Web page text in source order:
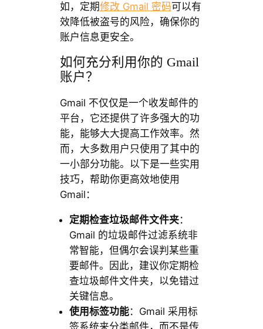
如，定期修改 Gmail 密码可以有
效降低被盗号的风险，确保你的
账户信息更安全。
如何充分利用你的 Gmail
账户？
Gmail 不仅仅是一个收发邮件的
平台，它还提供了许多强大的功
能，能够大大提高工作效率。然
而，大多数用户只使用了其中的
一小部分功能。以下是一些实用
技巧，帮助你更高效地使用
Gmail：
定期检查垃圾邮件文件夹：
Gmail 的垃圾邮件过滤系统非
常智能，但偶尔会误判某些重
要邮件。因此，建议你定期检
查垃圾邮件文件夹，以免错过
关键信息。
使用标签功能：Gmail 采用标
签系统来分类邮件，而不是传